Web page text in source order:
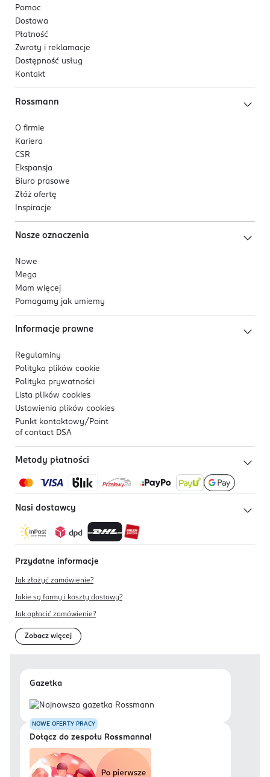
Pomoc
Dostawa
Płatność
Zwroty i reklamacje
Dostępność usług
Kontakt
Rossmann
O firmie
Kariera
CSR
Ekspansja
Biuro prasowe
Złóż ofertę
Inspiracje
Nasze oznaczenia
Nowe
Mega
Mam więcej
Pomagamy jak umiemy
Informacje prawne
Regulaminy
Polityka plików cookie
Polityka prywatności
Lista plików cookies
Ustawienia plików cookies
Punkt kontaktowy/ Point
of contact DSA
Metody płatności
Nasi dostawcy
Przydatne informacje
Jak złożyć zamówienie?
Jakie są formy i koszty dostawy?
Jak opłacić zamówienie?
Zobacz więcej
Gazetka
NOWE OFERTY PRACY
Dołącz do zespołu Rossmanna!